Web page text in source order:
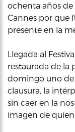
ochenta años
Cannes por que
presente en la
Llegada al
restaurada de la
domingo uno de
clausura, la
sin caer en la
imagen de quien